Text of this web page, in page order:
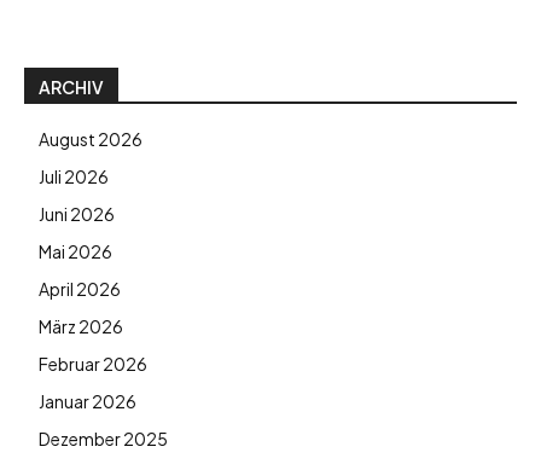
ARCHIV
August 2026
Juli 2026
Juni 2026
Mai 2026
April 2026
März 2026
Februar 2026
Januar 2026
Dezember 2025